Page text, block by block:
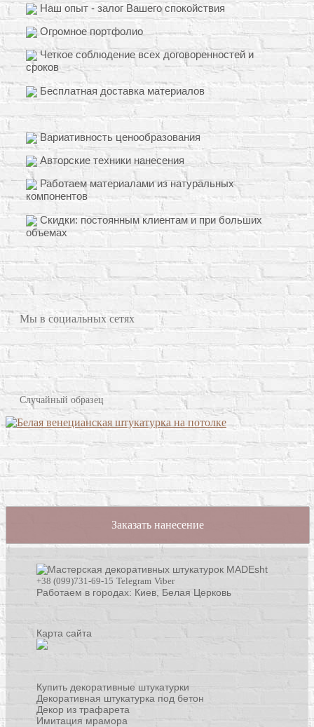
Наш опыт - залог Вашего спокойствия
Огромное портфолио
Четкое соблюдение всех договоренностей и
сроков
Бесплатная доставка материалов
Вариативность ценообразования
Авторские техники нанесения
Работаем материалами из натуральных
компонентов
Скидки: постоянным клиентам и при больших
объемах
Мы в социальных сетях
Случайный образец
Заказать нанесение
+38 (099)731-69-15 Telegram Viber
Работаем в городах: Киев, Белая Церковь
Карта сайта
Купить декоративные штукатурки
Декоративная штукатурка под бетон
Декор из трафарета
Имитация мрамора